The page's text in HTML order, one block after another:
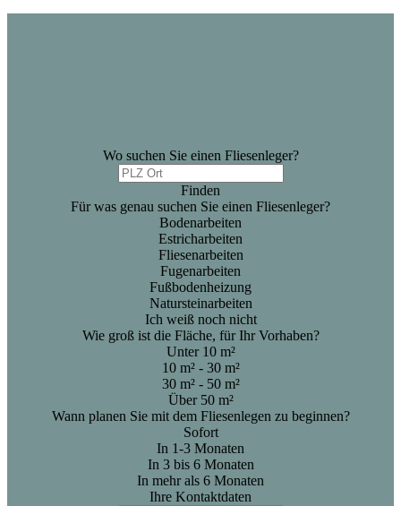
Wo suchen Sie einen Fliesenleger?
Finden
Für was genau suchen Sie einen Fliesenleger?
Bodenarbeiten
Estricharbeiten
Fliesenarbeiten
Fugenarbeiten
Fußbodenheizung
Natursteinarbeiten
Ich weiß noch nicht
Wie groß ist die Fläche, für Ihr Vorhaben?
Unter 10 m²
10 m² - 30 m²
30 m² - 50 m²
Über 50 m²
Wann planen Sie mit dem Fliesenlegen zu beginnen?
Sofort
In 1-3 Monaten
In 3 bis 6 Monaten
In mehr als 6 Monaten
Ihre Kontaktdaten